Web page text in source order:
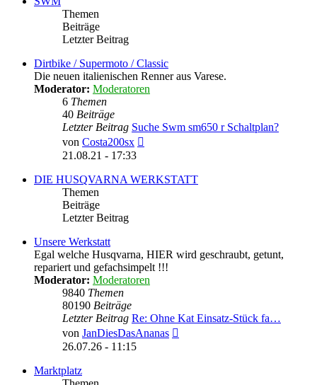
Themen
Beiträge
Letzter Beitrag
Dirtbike / Supermoto / Classic
Die neuen italienischen Renner aus Varese.
Moderator: Moderatoren
6 Themen
40 Beiträge
Letzter Beitrag Suche Swm sm650 r Schaltplan?
von Costa200sx
21.08.21 - 17:33
DIE HUSQVARNA WERKSTATT
Themen
Beiträge
Letzter Beitrag
Unsere Werkstatt
Egal welche Husqvarna, HIER wird geschraubt, getunt,
repariert und gefachsimpelt !!!
Moderator: Moderatoren
9840 Themen
80190 Beiträge
Letzter Beitrag Re: Ohne Kat Einsatz-Stück fa…
von JanDiesDasAnanas
26.07.26 - 11:15
Marktplatz